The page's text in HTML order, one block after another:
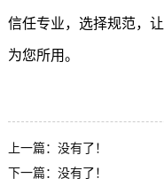
信任专业，选择规范，
为您所用。
上一篇：没有了！
下一篇：没有了！